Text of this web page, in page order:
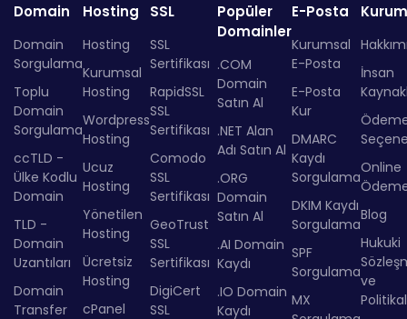
Domain
Domain
Sorgulama
Toplu
Domain
Sorgulama
ccTLD -
Ülke Kodlu
Domain
TLD -
Domain
Uzantıları
Domain
Transfer
Hosting
Hosting
Kurumsal
Hosting
Wordpress
Hosting
Ucuz
Hosting
Yönetilen
Hosting
Ücretsiz
Hosting
cPanel
SSL
SSL
Sertifikası
RapidSSL
SSL
Sertifikası
Comodo
SSL
Sertifikası
GeoTrust
SSL
Sertifikası
DigiCert
SSL
Popüler
Domainler
.COM
Domain
Satın Al
.NET Alan
Adı Satın Al
.ORG
Domain
Satın Al
.AI Domain
Kaydı
.IO Domain
Kaydı
E-Posta
Kurumsal
E-Posta
E-Posta
Kur
DMARC
Kaydı
Sorgulama
DKIM Kaydı
Sorgulama
SPF
Sorgulama
MX
İnsan
Online
Blog
Hukuki
ve